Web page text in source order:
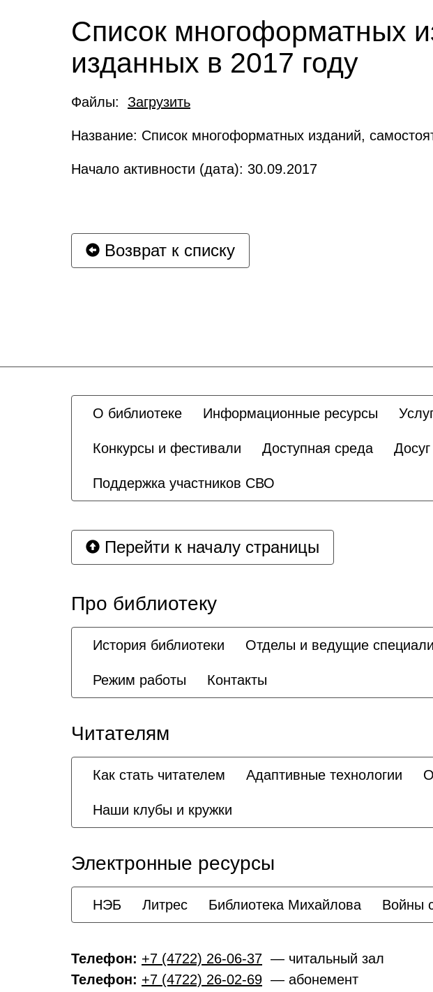
Cписок многоформатных
изданных в 2017 году
Файлы: Загрузить
Название: Cписок многоформатных изданий,
Начало активности (дата): 30.09.2017
Возврат к списку
О библиотеке Информационные ресурсы
Конкурсы и фестивали Доступная среда Досуг
Поддержка участников СВО
Перейти к началу страницы
Про библиотеку
История библиотеки Отделы и ведущие
Режим работы Контакты
Читателям
Как стать читателем Адаптивные технологии
Наши клубы и кружки
Электронные ресурсы
НЭБ Литрес Библиотека Михайлова Войны
Телефон: +7 (4722) 26-06-37 — читальный зал
Телефон: +7 (4722) 26-02-69 — абонемент